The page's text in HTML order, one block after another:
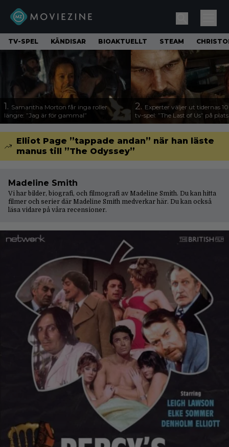
TV-SPEL KÄNDISAR BIOAKTUELLT STEAM
1. Samantha Morton får inga roller
längre: ”Jag är för gammal”
2. Experter väljer ut tidernas
tv-spel: ”The Last of Us” på
Elliot Page ”tappade andan” när han läste
manus till ”The Odyssey”
Madeline Smith
Vi har bilder, biografi, och filmografi av Madeline Smith. Du kan hitta
filmer och serier där Madeline Smith medverkar här. Du kan också
läsa vidare på våra recensioner.